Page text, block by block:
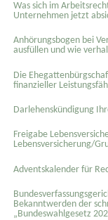
Was sich im
Unternehmen jetzt
Anhörungsbogen bei
ausfüllen und wie
Die
finanzieller
Darlehenskündigung
Freigabe
Lebensversicherung/
Adventskalender für
Bekanntwerden der
„Bundeswahlgesetz